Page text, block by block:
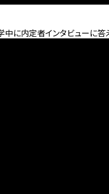
中に内定者インタビューに